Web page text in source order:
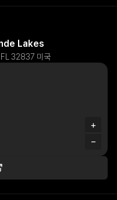
Lakes
32837 미국
+
−